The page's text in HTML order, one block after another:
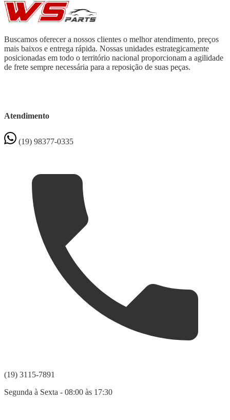
Buscamos oferecer a nossos clientes o melhor atendimento, preços
mais baixos e entrega rápida. Nossas unidades estrategicamente
posicionadas em todo o território nacional proporcionam a agilidade
de frete sempre necessária para a reposição de suas peças.
Atendimento
(19) 98377-0335
(19) 3115-7891
Segunda à Sexta - 08:00 às 17:30